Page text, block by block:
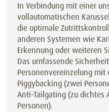
In Verbindung mit einer
vollautomatischen
die optimale
anderen Systemen wie
Erkennung oder weiteren
Das umfassende
Personenvereinzelung
Piggybacking (zwei
Anti-Tailgating (zu dichtes
Personen).